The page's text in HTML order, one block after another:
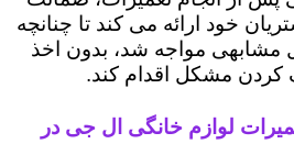
خود ارائه می کند تا چنانچه
مشابهی مواجه شد، بدون اخذ
کردن مشکل اقدام کند.
لوازم خانگی ال جی در